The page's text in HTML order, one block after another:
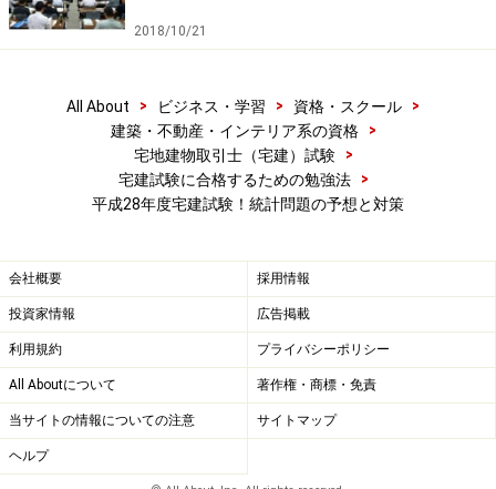
マンション…115,652 戸（同4.7％増、昨年の減少から再
びの増加）
4 予想問題
建築着工統計（国土交通省）によれば、平成27年の新設
となり、5年連続の減少となった。
⇒× 建築着工統計（国土交通省）によれば、平成27年
の新設住宅着工戸数は909,299戸です。前年比では1.9％
増となり、昨年の減少から再び増加しています。5年連
続の減少とはなっていません。
2018/10/21
All About > ビジネス・学習 > 資格・スクール
>
建築・不動産・インテリア系の資格
>
宅地建物取引士（宅建）試験
>
宅建試験に合格するための勉強法
>
平成28年度宅建試験！統計問題の予想と対策
会社概要 採用情報
投資家情報 広告掲載
利用規約 プライバシーポリシー
All Aboutについて 著作権・商標・免責
当サイトの情報についての注意 サイトマップ
ヘルプ